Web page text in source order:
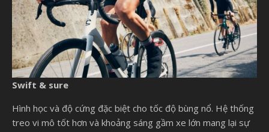
Swift & sure
Hình học và độ cứng đặc biệt cho tốc độ bùng nổ. Hệ thống
treo vi mô tốt hơn và khoảng sáng gầm xe lớn mang lại sự